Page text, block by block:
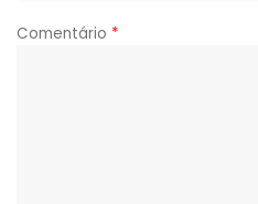
Comentário *